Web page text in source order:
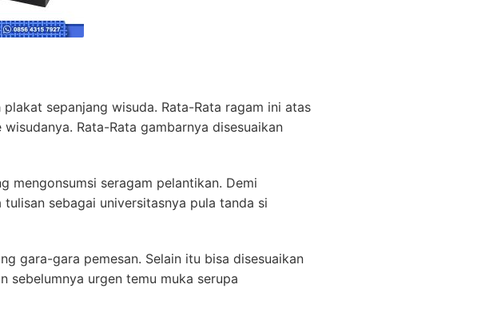
plakat sepanjang wisuda. Rata-Rata ragam ini atas
Rata-Rata gambarnya disesuaikan
mengonsumsi seragam pelantikan. Demi
sebagai universitasnya pula tanda si
gara-gara pemesan. Selain itu bisa disesuaikan
sebelumnya urgen temu muka serupa